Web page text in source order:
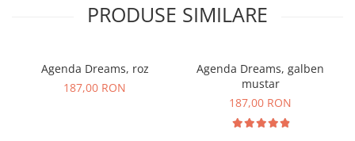
PRODUSE SIMILARE
Agenda Dreams, roz
187,00 RON
Agenda Dreams, galben
mustar
187,00 RON